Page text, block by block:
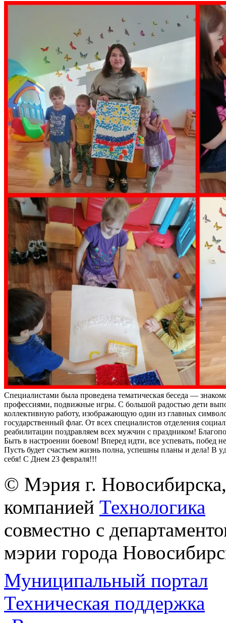
Специалистами была проведена тематическая беседа —
профессиями, подвижные игры. С большой радостью дети
коллективную работу, изображающую один из главных
государственный флаг. От всех специалистов отделения
реабилитации поздравляем всех мужчин с праздником!
Быть в настроении боевом! Вперед идти, все успевать, побед
Пусть будет счастьем жизнь полна, успешны планы и дела! B
себя! С Днем 23 февраля!!!
© Мэрия г.
компанией Технологика
совместно с
мэрии города
Муниципальный портал
Техническая поддержка